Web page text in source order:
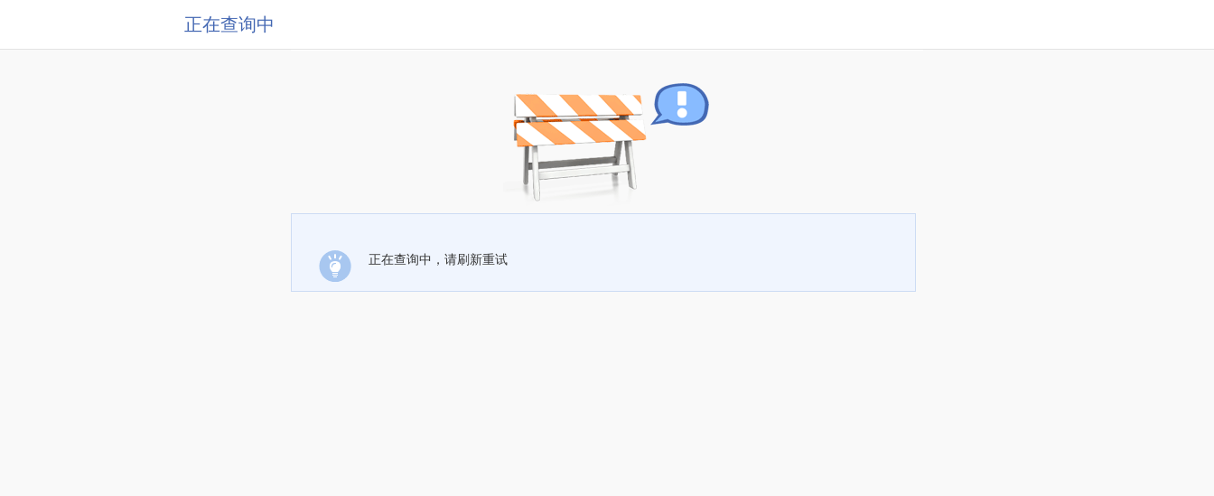
正在查询中
正在查询中，请刷新重试